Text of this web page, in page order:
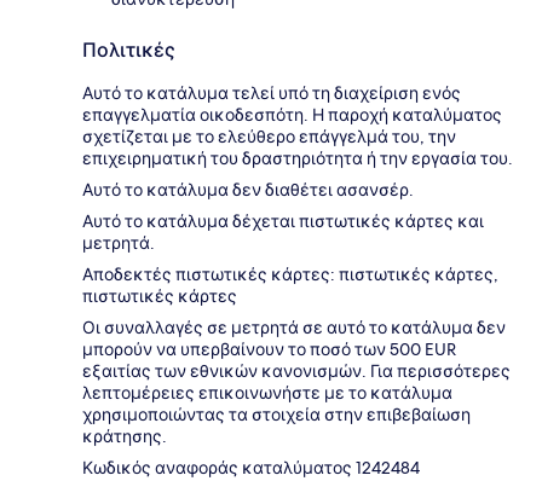
Πολιτικές
Αυτό το κατάλυμα τελεί υπό τη διαχείριση ενός
επαγγελματία οικοδεσπότη. Η παροχή καταλύματος
σχετίζεται με το ελεύθερο επάγγελμά του, την
επιχειρηματική του δραστηριότητα ή την εργασία του.
Αυτό το κατάλυμα δεν διαθέτει ασανσέρ.
Αυτό το κατάλυμα δέχεται πιστωτικές κάρτες και
μετρητά.
Αποδεκτές πιστωτικές κάρτες: πιστωτικές κάρτες,
πιστωτικές κάρτες
Οι συναλλαγές σε μετρητά σε αυτό το κατάλυμα δεν
μπορούν να υπερβαίνουν το ποσό των 500 EUR
εξαιτίας των εθνικών κανονισμών. Για περισσότερες
λεπτομέρειες επικοινωνήστε με το κατάλυμα
χρησιμοποιώντας τα στοιχεία στην επιβεβαίωση
κράτησης.
Κωδικός αναφοράς καταλύματος 1242484